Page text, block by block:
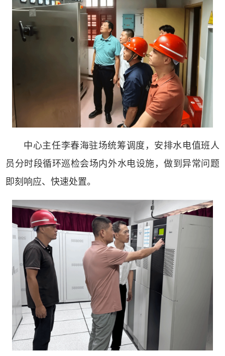
中心主任李春海驻场统筹调度，安排水电值班人
员分时段循环巡检会场内外水电设施，做到异常问题
即刻响应、快速处置。